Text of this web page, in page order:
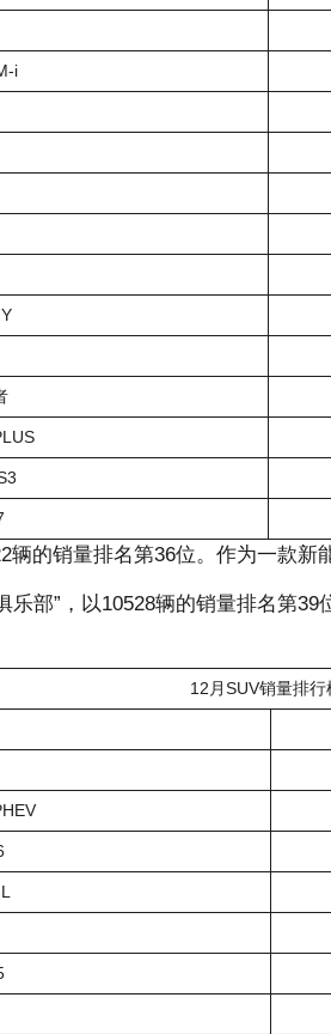
i
的销量排名第36位。作为一款
部”，以10528辆的销量排名第
12月SUV销量排行